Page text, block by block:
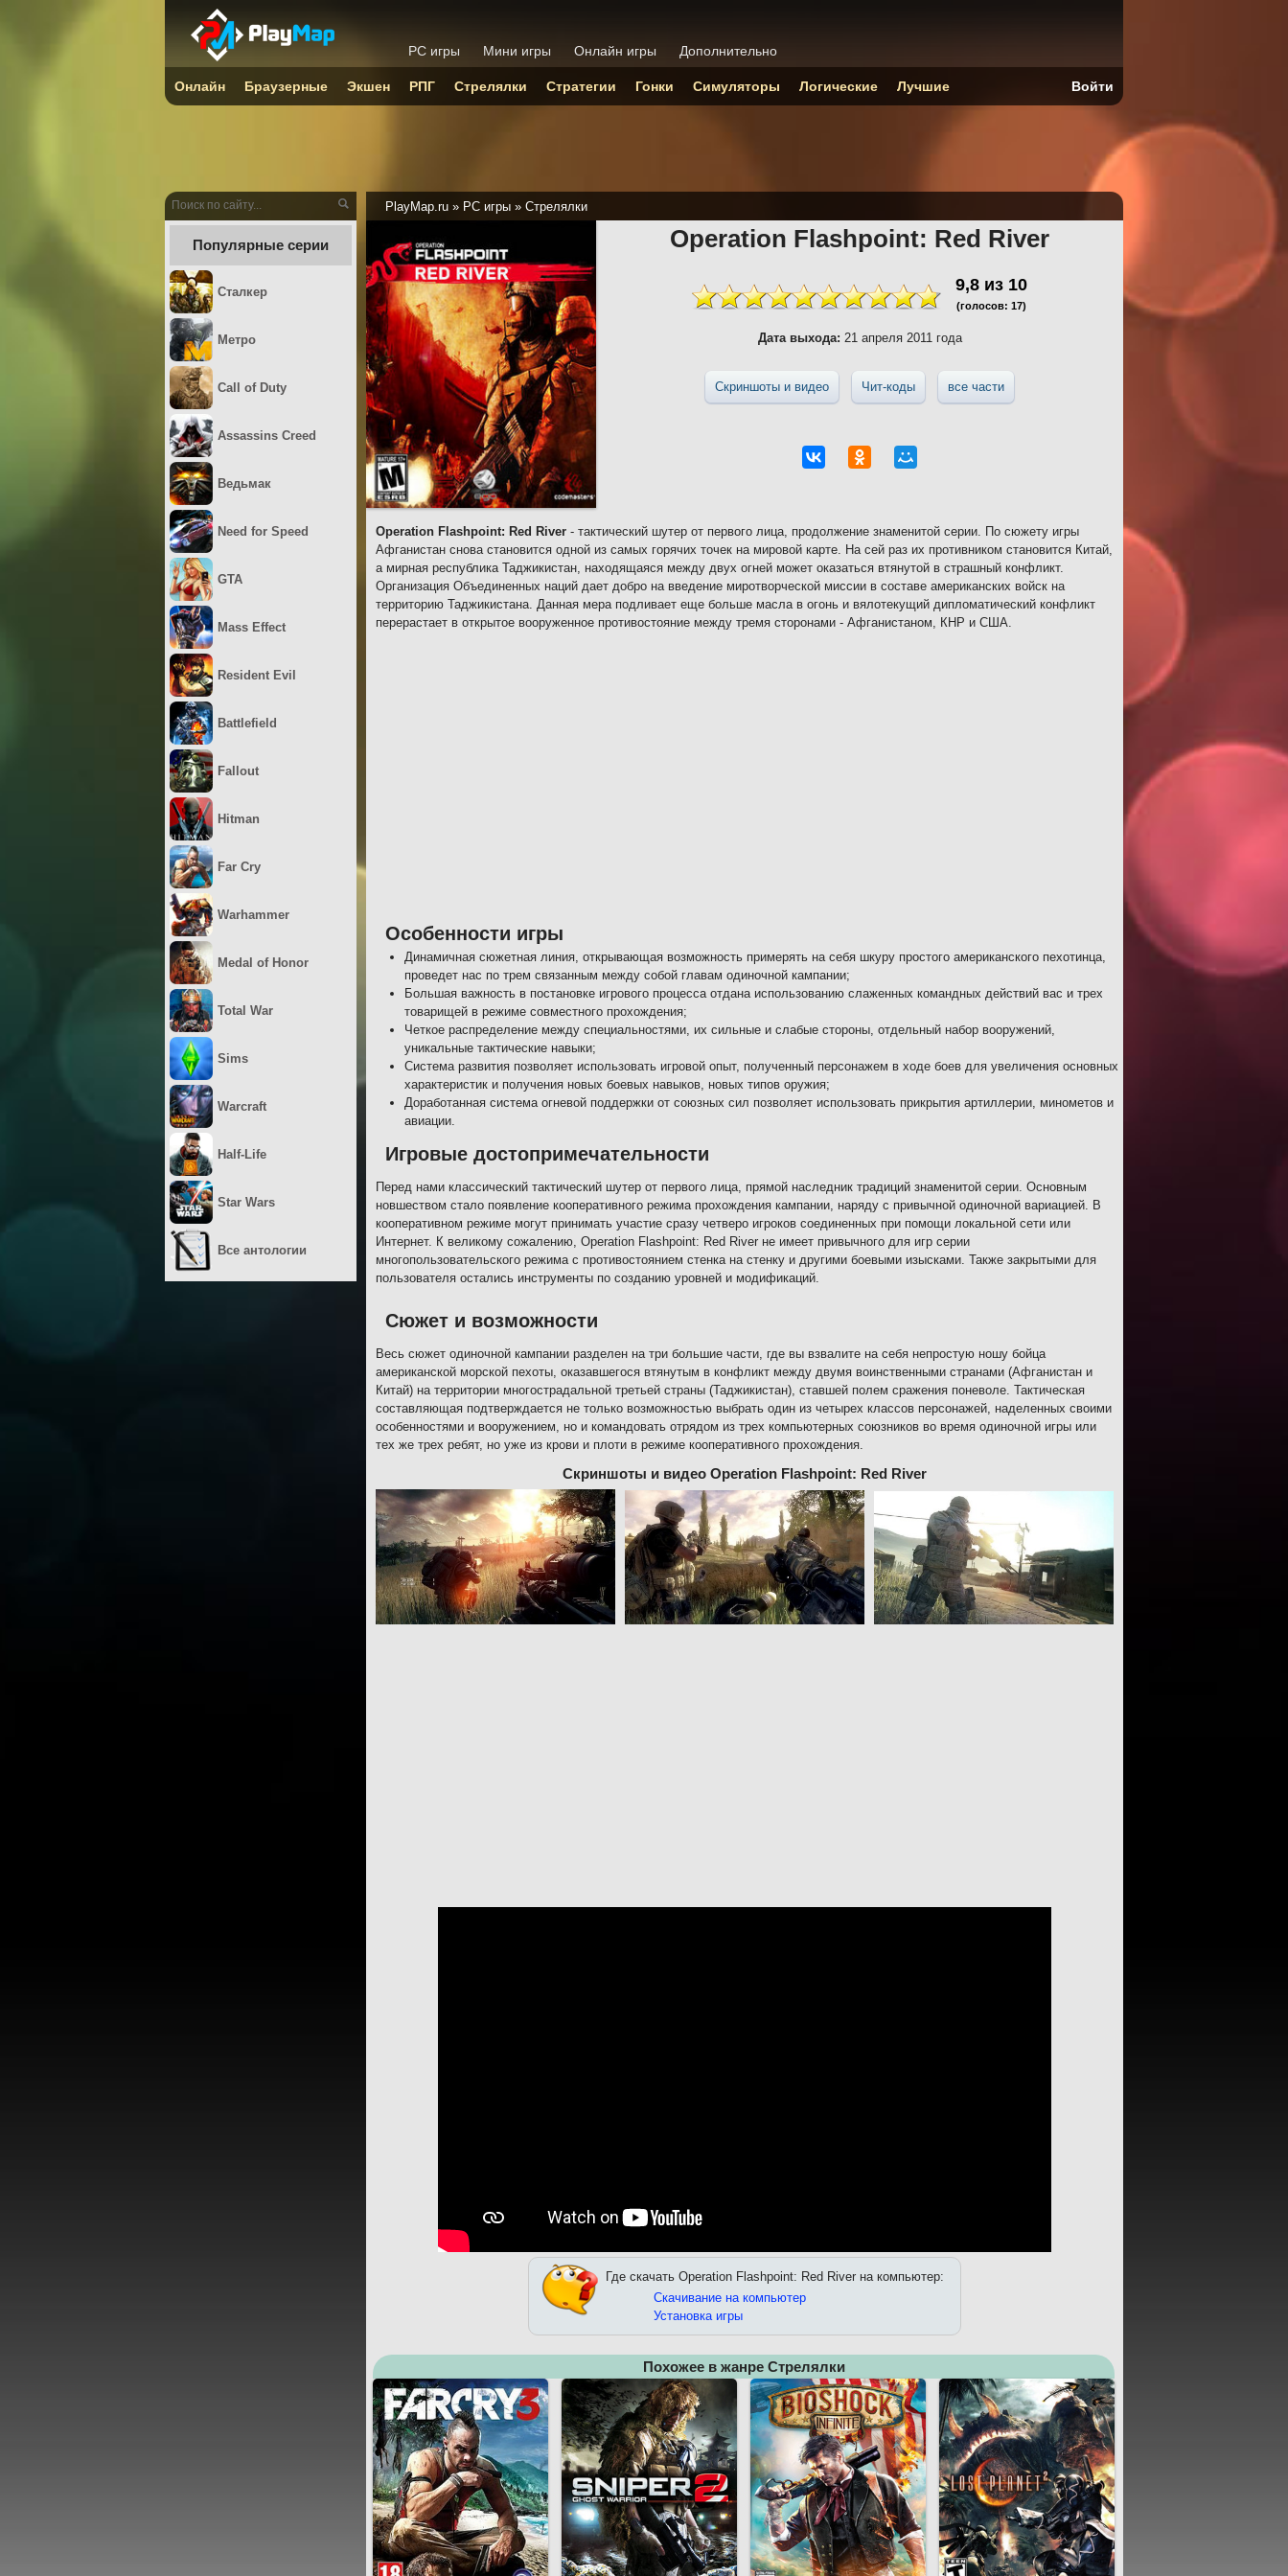
PlayMap.ru » PC игры » Стрелялки
Operation Flashpoint: Red River
9,8 из 10
(голосов: 17)
Дата выхода: 21 апреля 2011 года
Скриншоты и видео Чит-коды все части
Operation Flashpoint: Red River - тактический шутер от первого лица, продолжение знаменитой серии. По сюжету игры
Афганистан снова становится одной из самых горячих точек на мировой карте. На сей раз их противником становится Китай,
а мирная республика Таджикистан, находящаяся между двух огней может оказаться втянутой в страшный конфликт.
Организация Объединенных наций дает добро на введение миротворческой миссии в составе американских войск на
территорию Таджикистана. Данная мера подливает еще больше масла в огонь и вялотекущий дипломатический конфликт
перерастает в открытое вооруженное противостояние между тремя сторонами - Афганистаном, КНР и США.
Особенности игры
Динамичная сюжетная линия, открывающая возможность примерять на себя шкуру простого американского пехотинца,
проведет нас по трем связанным между собой главам одиночной кампании;
Большая важность в постановке игрового процесса отдана использованию слаженных командных действий вас и трех
товарищей в режиме совместного прохождения;
Четкое распределение между специальностями, их сильные и слабые стороны, отдельный набор вооружений,
уникальные тактические навыки;
Система развития позволяет использовать игровой опыт, полученный персонажем в ходе боев для увеличения основных
характеристик и получения новых боевых навыков, новых типов оружия;
Доработанная система огневой поддержки от союзных сил позволяет использовать прикрытия артиллерии, минометов и
авиации.
Игровые достопримечательности
Перед нами классический тактический шутер от первого лица, прямой наследник традиций знаменитой серии. Основным
новшеством стало появление кооперативного режима прохождения кампании, наряду с привычной одиночной вариацией. В
кооперативном режиме могут принимать участие сразу четверо игроков соединенных при помощи локальной сети или
Интернет. К великому сожалению, Operation Flashpoint: Red River не имеет привычного для игр серии
многопользовательского режима с противостоянием стенка на стенку и другими боевыми изысками. Также закрытыми для
пользователя остались инструменты по созданию уровней и модификаций.
Сюжет и возможности
Весь сюжет одиночной кампании разделен на три большие части, где вы взвалите на себя непростую ношу бойца
американской морской пехоты, оказавшегося втянутым в конфликт между двумя воинственными странами (Афганистан и
Китай) на территории многострадальной третьей страны (Таджикистан), ставшей полем сражения поневоле. Тактическая
составляющая подтверждается не только возможностью выбрать один из четырех классов персонажей, наделенных своими
особенностями и вооружением, но и командовать отрядом из трех компьютерных союзников во время одиночной игры или
тех же трех ребят, но уже из крови и плоти в режиме кооперативного прохождения.
Скриншоты и видео Operation Flashpoint: Red River
Где скачать Operation Flashpoint: Red River на компьютер:
Скачивание на компьютер
Установка игры
Похожее в жанре Стрелялки
Популярные серии
Сталкер
Метро
Call of Duty
Assassins Creed
Ведьмак
Need for Speed
GTA
Mass Effect
Resident Evil
Battlefield
Fallout
Hitman
Far Cry
Warhammer
Medal of Honor
Total War
Sims
Warcraft
Half-Life
Star Wars
Все антологии
PC игры Мини игры Онлайн игры Дополнительно
Онлайн Браузерные Экшен РПГ Стрелялки Стратегии Гонки Симуляторы Логические Лучшие Войти